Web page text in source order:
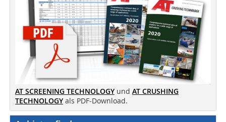
AT SCREENING TECHNOLOGY und AT CRUSHING
TECHNOLOGY als PDF-Download.